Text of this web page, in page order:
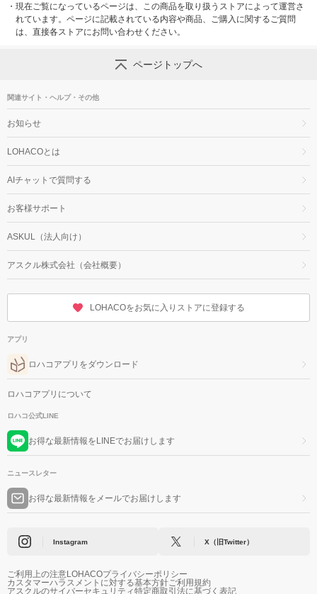
・ 現在ご覧になっているページは、この商品を取り扱うストアによって運営さ
れています。ページに記載されている内容や商品、ご購入に関するご質問
は、直接各ストアにお問い合わせください。
ページトップへ
関連サイト・ヘルプ・その他
お知らせ
LOHACOとは
AIチャットで質問する
お客様サポート
ASKUL（法人向け）
アスクル株式会社（会社概要）
LOHACOをお気に入りストアに登録する
アプリ
ロハコアプリをダウンロード
ロハコアプリについて
ロハコ公式LINE
お得な最新情報をLINEでお届けします
ニュースレター
お得な最新情報をメールでお届けします
Instagram X（旧Twitter）
ご利用上の注意LOHACOプライバシーポリシー
カスタマーハラスメントに対する基本方針ご利用規約
アスクルのサイバーセキュリティ特定商取引法に基づく表記